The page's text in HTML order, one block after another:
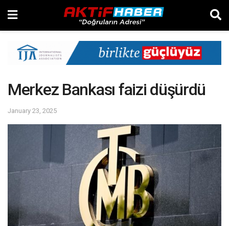
Merkez Bankası faizi düşürdü
January 23, 2025